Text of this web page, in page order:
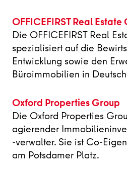
OFFICEFIRST Real Estate
Die OFFICEFIRST Real
spezialisiert auf die
Entwicklung sowie den
Büroimmobilien in
Oxford Properties Group
Die Oxford Properties
agierender
-verwalter. Sie ist Co-
am Potsdamer Platz.